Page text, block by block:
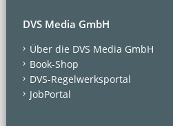
DVS Media GmbH
Über die DVS Media GmbH
Book-Shop
DVS-Regelwerksportal
JobPortal